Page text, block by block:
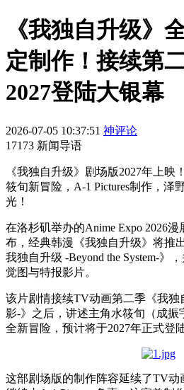
《我独自升级》
定制作！接续第
2027登陆大银幕
2026-07-05 10:37:51 神评论
17173 新闻导语
《我独自升级》剧场版2027年上映
筱旬新冒险，A-1 Pictures制作，泽
光！
在洛杉矶举办的Anime Expo 2026
布，经典韩漫《我独自升级》将推
我独自升级 -Beyond the System-》
觉图与特报影片。
该片剧情接续TV动画第二季《我独
影-》之后，讲述主角水筱旬（成振
全新冒险，预计将于2027年正式登
这部剧场版的制作阵容延续了TV